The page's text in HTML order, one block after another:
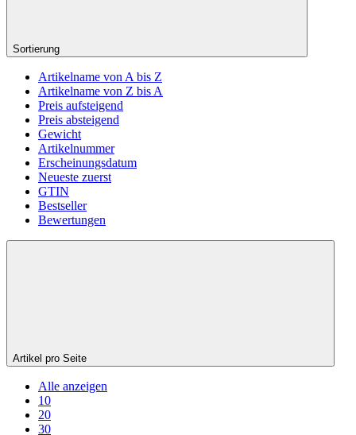
Sortierung
Artikelname von A bis Z
Artikelname von Z bis A
Preis aufsteigend
Preis absteigend
Gewicht
Artikelnummer
Erscheinungsdatum
Neueste zuerst
GTIN
Bestseller
Bewertungen
Artikel pro Seite
Alle anzeigen
10
20
30